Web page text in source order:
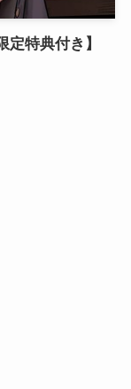
特典付き】